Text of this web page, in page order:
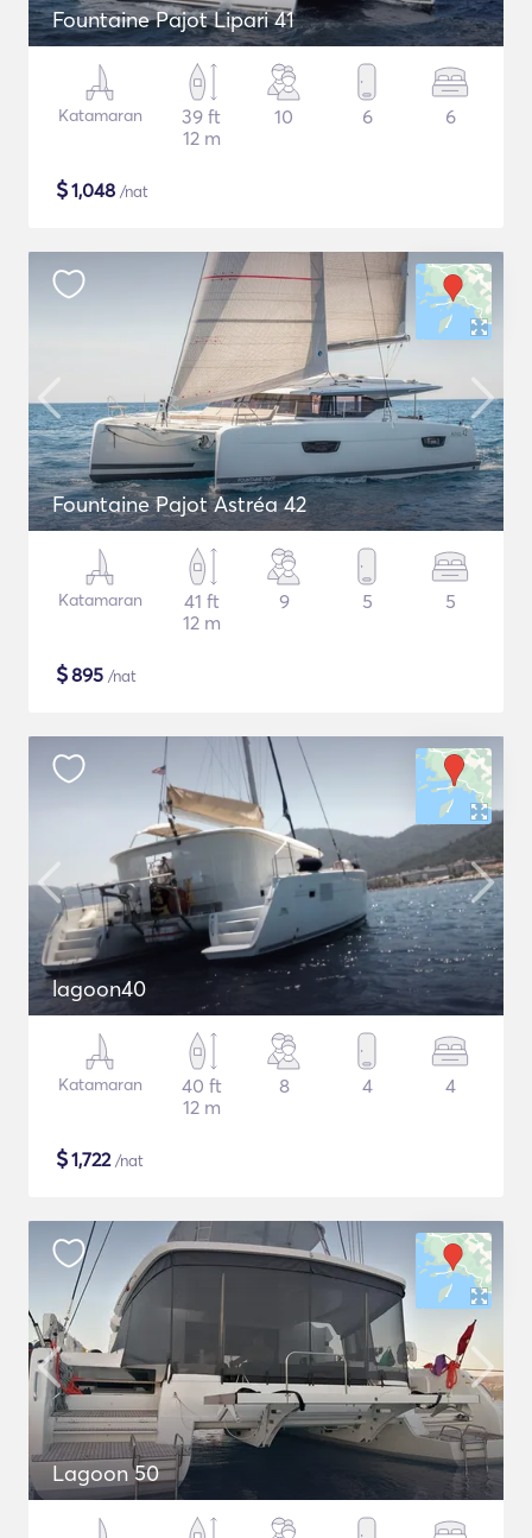
Fountaine Pajot Lipari 41
Katamaran
39 ft
12 m
10 6 6
$1,048 /nat
Fountaine Pajot Astréa 42
Katamaran
41 ft
12 m
9 5 5
$895 /nat
lagoon40
Katamaran
40 ft
12 m
8 4 4
$1,722/nat
Lagoon 50